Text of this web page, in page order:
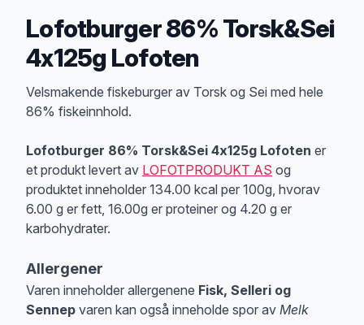
Lofotburger 86% Torsk&Sei
4x125g Lofoten
Produktbeskrivelse
Velsmakende fiskeburger av Torsk og Sei med hele
86% fiskeinnhold.
Lofotburger 86% Torsk&Sei 4x125g Lofoten er
et produkt levert av LOFOTPRODUKT AS og
produktet inneholder 134.00 kcal per 100g, hvorav
6.00 g er fett, 16.00g er proteiner og 4.20 g er
karbohydrater.
Allergener
Varen inneholder allergenene Fisk, Selleri og
Sennep varen kan også inneholde spor av Melk